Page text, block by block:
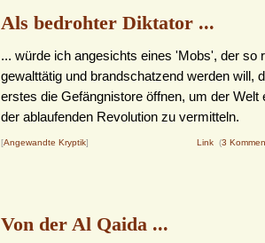
Als bedrohter Diktator ...
... würde ich angesichts eines 'Mobs', der so
gewalttätig und brandschatzend werden will,
erstes die Gefängnistore öffnen, um der Welt
der ablaufenden Revolution zu vermitteln.
[Angewandte Kryptik] Link (3
Von der Al Qaida ...